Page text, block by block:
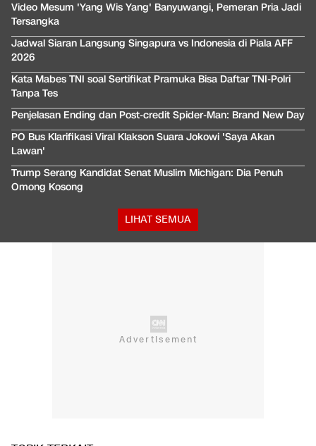
Video Mesum 'Yang Wis Yang' Banyuwangi, Pemeran Pria Jadi
Tersangka
Jadwal Siaran Langsung Singapura vs Indonesia di Piala AFF
2026
Kata Mabes TNI soal Sertifikat Pramuka Bisa Daftar TNI-Polri
Tanpa Tes
Penjelasan Ending dan Post-credit Spider-Man: Brand New Day
PO Bus Klarifikasi Viral Klakson Suara Jokowi 'Saya Akan
Lawan'
Trump Serang Kandidat Senat Muslim Michigan: Dia Penuh
Omong Kosong
LIHAT SEMUA